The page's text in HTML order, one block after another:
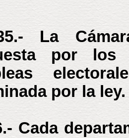
La
por los
por la ley.
Cada